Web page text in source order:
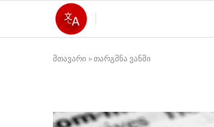
მთავარი » თარგმნა ვანში